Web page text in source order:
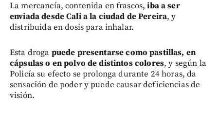
La mercancía, contenida en frascos,iba a ser
enviada desde Cali a la ciudad de Pereira, y
distribuida en dosis para inhalar.
Esta droga puede presentarse como pastillas, en
cápsulas o en polvo de distintos colores, y según la
Policía su efecto se prolonga durante 24 horas, da
sensación de poder y puede causar deficiencias de
visión.